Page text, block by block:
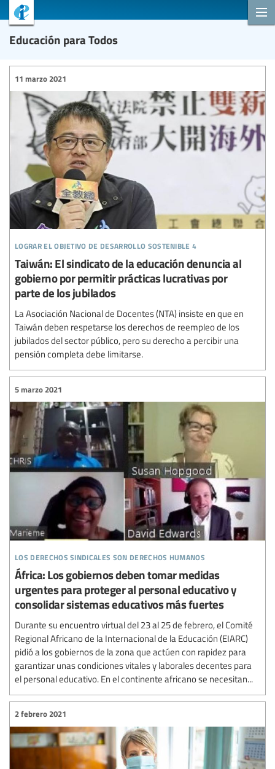
Educación para Todos
lograr el objetivo de desarrollo sostenible 4
11 marzo 2021
Taiwán: El sindicato de la educación denuncia al
gobierno por permitir prácticas lucrativas por
parte de los jubilados
La Asociación Nacional de Docentes (NTA) insiste en que en
Taiwán deben respetarse los derechos de reempleo de los
jubilados del sector público, pero su derecho a percibir una
pensión completa debe limitarse.
los derechos sindicales son derechos humanos
5 marzo 2021
África: Los gobiernos deben tomar medidas
urgentes para proteger al personal educativo y
consolidar sistemas educativos más fuertes
Durante su encuentro virtual del 23 al 25 de febrero, el Comité
Regional Africano de la Internacional de la Educación (EIARC)
pidió a los gobiernos de la zona que actúen con rapidez para
garantizar unas condiciones vitales y laborales decentes para
el personal educativo. En el continente africano se necesitan...
2 febrero 2021